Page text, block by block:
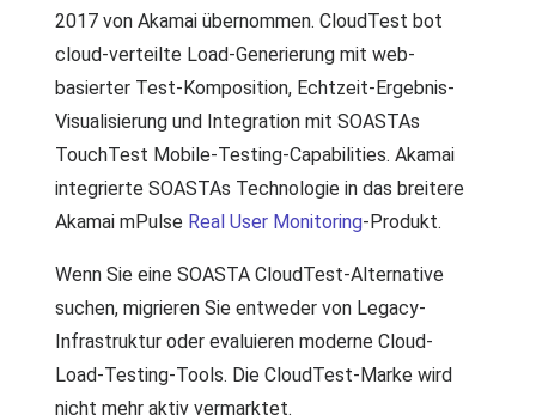
2017 von Akamai übernommen. CloudTest bot
cloud-verteilte Load-Generierung mit web-
basierter Test-Komposition, Echtzeit-Ergebnis-
Visualisierung und Integration mit SOASTAs
TouchTest Mobile-Testing-Capabilities. Akamai
integrierte SOASTAs Technologie in das breitere
Akamai mPulse Real User Monitoring-Produkt.
Wenn Sie eine SOASTA CloudTest-Alternative
suchen, migrieren Sie entweder von Legacy-
Infrastruktur oder evaluieren moderne Cloud-
Load-Testing-Tools. Die CloudTest-Marke wird
nicht mehr aktiv vermarktet.